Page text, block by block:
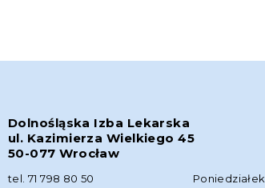
Dolnośląska Izba Lekarska
ul. Kazimierza Wielkiego 45
50-077 Wrocław
tel. 71 798 80 50 Poniedziałek